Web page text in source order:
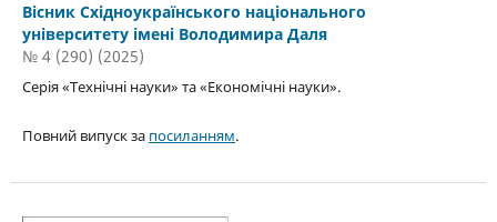
Вісник Східноукраїнського національного
університету імені Володимира Даля
№ 4 (290) (2025)
Серія «Технічні науки» та «Економічні науки».
Повний випуск за посиланням.